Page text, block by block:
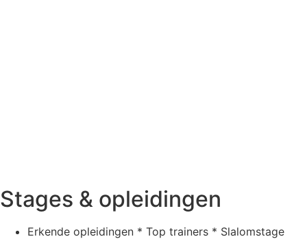
Stages & opleidingen
Erkende opleidingen * Top trainers * Slalomstage